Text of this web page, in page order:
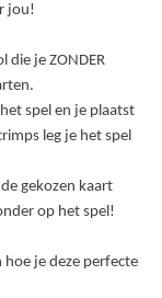
jou!
die je ZONDER
spel en je plaatst
leg je het spel
gekozen kaart
op het spel!
hoe je deze perfecte